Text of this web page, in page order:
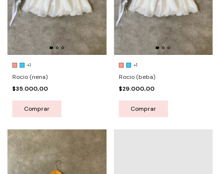
+1
Rocio (nena)
$35.000,00
Comprar
+1
Rocio (beba)
$29.000,00
Comprar